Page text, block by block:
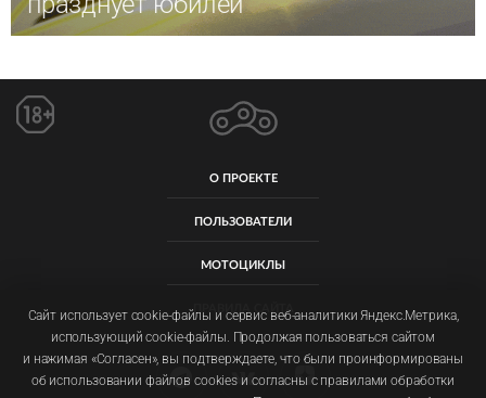
О ПРОЕКТЕ
ПОЛЬЗОВАТЕЛИ
МОТОЦИКЛЫ
ПРАВИЛА САЙТА
Сайт использует cookie-файлы и сервис веб-аналитики Яндекс.Метрика,
использующий cookie-файлы. Продолжая пользоваться сайтом
и нажимая «Согласен», вы подтверждаете, что были проинформированы
об использовании файлов cookies и согласны с правилами обработки